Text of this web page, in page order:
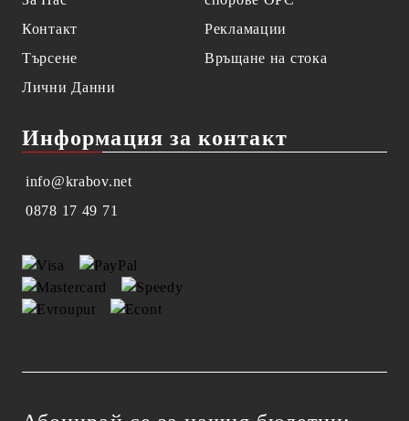
Контакт
Търсене
Лични Данни
Рекламации
Връщане на стока
Информация за контакт
info@krabov.net
0878 17 49 71